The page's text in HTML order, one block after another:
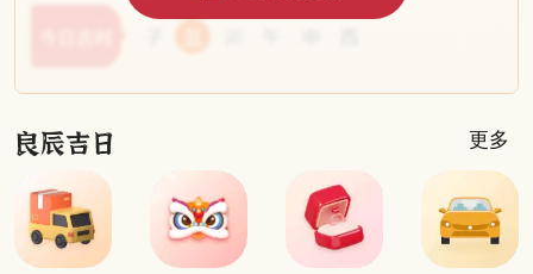
更多